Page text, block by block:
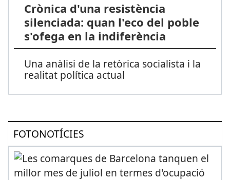
Crònica d'una resistència
silenciada: quan l'eco del poble
s'ofega en la indiferència
Una anàlisi de la retòrica socialista i la
realitat política actual
FOTONOTÍCIES